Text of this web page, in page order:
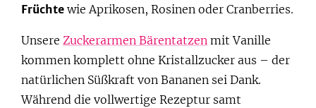
Früchte wie Aprikosen, Rosinen oder Cranberries.
Unsere Zuckerarmen Bärentatzen mit Vanille
kommen komplett ohne Kristallzucker aus – der
natürlichen Süßkraft von Bananen sei Dank.
Während die vollwertige Rezeptur samt